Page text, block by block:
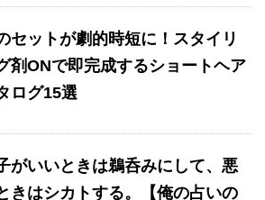
セットが劇的時短に！スタイリ
剤ONで即完成するショートヘア
ログ15選
がいいときは鵜呑みにして、悪
きはシカトする。【俺の占いの